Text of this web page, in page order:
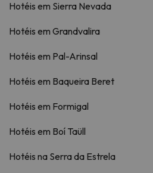
Hotéis em Sierra Nevada
Hotéis em Grandvalira
Hotéis em Pal-Arinsal
Hotéis em Baqueira Beret
Hotéis em Formigal
Hotéis em Boí Taüll
Hotéis na Serra da Estrela